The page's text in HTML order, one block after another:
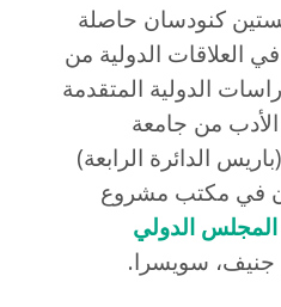
كنودسان حاصلة
العلاقات الدولية من
الدولية المتقدمة
من جامعة
الدائرة الرابعة)
في مكتب مشروع
المجلس الدولي
سويسرا.